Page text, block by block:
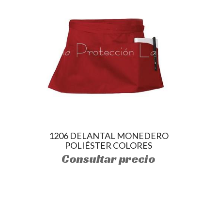
1206 DELANTAL MONEDERO
POLIÉSTER COLORES
Consultar precio